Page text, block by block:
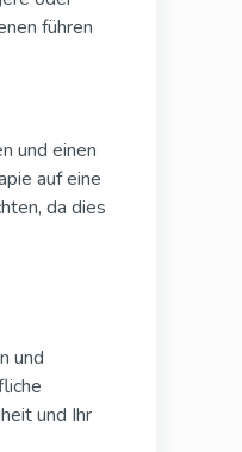
führen
und einen
auf eine
da dies
und
und Ihr